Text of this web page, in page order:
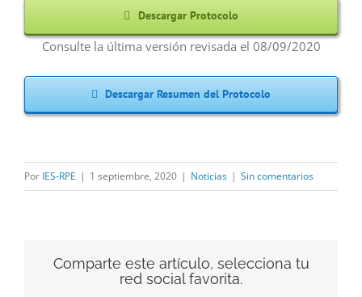
Descargar Protocolo
Consulte la última versión revisada el 08/09/2020
Descargar Resumen del Protocolo
Por IES-RPE | 1 septiembre, 2020 | Noticias | Sin comentarios
Comparte este artículo, selecciona tu
red social favorita.